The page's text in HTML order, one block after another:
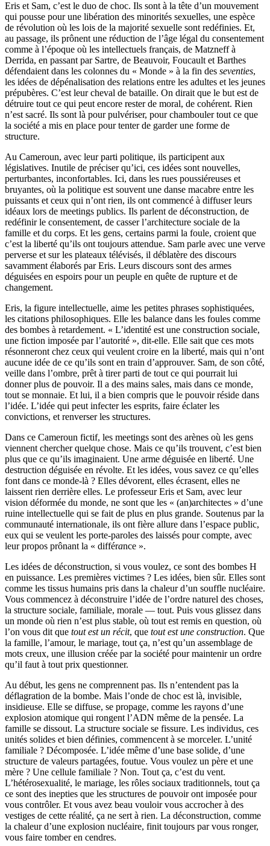
Eris et Sam, c’est le duo de choc. Ils sont à la tête d’un mouvement
qui pousse pour une libération des minorités sexuelles, une espèce
de révolution où les lois de la majorité sexuelle sont redéfinies. Et,
au passage, ils prônent une réduction de l’âge légal du consentement
comme à l’époque où les intellectuels français, de Matzneff à
Derrida, en passant par Sartre, de Beauvoir, Foucault et Barthes
défendaient dans les colonnes du « Monde » à la fin des seventies,
les idées de dépénalisation des relations entre les adultes et les jeunes
prépubères. C’est leur cheval de bataille. On dirait que le but est de
détruire tout ce qui peut encore rester de moral, de cohérent. Rien
n’est sacré. Ils sont là pour pulvériser, pour chambouler tout ce que
la société a mis en place pour tenter de garder une forme de
structure.
Au Cameroun, avec leur parti politique, ils participent aux
législatives. Inutile de préciser qu’ici, ces idées sont nouvelles,
perturbantes, inconfortables. Ici, dans les rues poussiéreuses et
bruyantes, où la politique est souvent une danse macabre entre les
puissants et ceux qui n’ont rien, ils ont commencé à diffuser leurs
idéaux lors de meetings publics. Ils parlent de déconstruction, de
redéfinir le consentement, de casser l’architecture sociale de la
famille et du corps. Et les gens, certains parmi la foule, croient que
c’est la liberté qu’ils ont toujours attendue. Sam parle avec une verve
perverse et sur les plateaux télévisés, il déblatère des discours
savamment élaborés par Eris. Leurs discours sont des armes
déguisées en espoirs pour un peuple en quête de rupture et de
changement.
Eris, la figure intellectuelle, aime les petites phrases sophistiquées,
les citations philosophiques. Elle les balance dans les foules comme
des bombes à retardement. « L’identité est une construction sociale,
une fiction imposée par l’autorité », dit-elle. Elle sait que ces mots
résonneront chez ceux qui veulent croire en la liberté, mais qui n’ont
aucune idée de ce qu’ils sont en train d’approuver. Sam, de son côté,
veille dans l’ombre, prêt à tirer parti de tout ce qui pourrait lui
donner plus de pouvoir. Il a des mains sales, mais dans ce monde,
tout se monnaie. Et lui, il a bien compris que le pouvoir réside dans
l’idée. L’idée qui peut infecter les esprits, faire éclater les
convictions, et renverser les structures.
Dans ce Cameroun fictif, les meetings sont des arènes où les gens
viennent chercher quelque chose. Mais ce qu’ils trouvent, c’est bien
plus que ce qu’ils imaginaient. Une arme déguisée en liberté. Une
destruction déguisée en révolte. Et les idées, vous savez ce qu’elles
font dans ce monde-là ? Elles dévorent, elles écrasent, elles ne
laissent rien derrière elles. Le professeur Eris et Sam, avec leur
vision déformée du monde, ne sont que les « (an)architectes » d’une
ruine intellectuelle qui se fait de plus en plus grande. Soutenus par la
communauté internationale, ils ont fière allure dans l’espace public,
eux qui se veulent les porte-paroles des laissés pour compte, avec
leur propos prônant la « différance ».
Les idées de déconstruction, si vous voulez, ce sont des bombes H
en puissance. Les premières victimes ? Les idées, bien sûr. Elles sont
comme les tissus humains pris dans la chaleur d’un souffle nucléaire.
Vous commencez à déconstruire l’idée de l’ordre naturel des choses,
la structure sociale, familiale, morale — tout. Puis vous glissez dans
un monde où rien n’est plus stable, où tout est remis en question, où
l’on vous dit que tout est un récit, que tout est une construction. Que
la famille, l’amour, le mariage, tout ça, n’est qu’un assemblage de
mots creux, une illusion créée par la société pour maintenir un ordre
qu’il faut à tout prix questionner.
Au début, les gens ne comprennent pas. Ils n’entendent pas la
déflagration de la bombe. Mais l’onde de choc est là, invisible,
insidieuse. Elle se diffuse, se propage, comme les rayons d’une
explosion atomique qui rongent l’ADN même de la pensée. La
famille se dissout. La structure sociale se fissure. Les individus, ces
unités solides et bien définies, commencent à se morceler. L’unité
familiale ? Décomposée. L’idée même d’une base solide, d’une
structure de valeurs partagées, foutue. Vous voulez un père et une
mère ? Une cellule familiale ? Non. Tout ça, c’est du vent.
L’hétérosexualité, le mariage, les rôles sociaux traditionnels, tout ça
ce sont des inepties que les structures de pouvoir ont imposée pour
vous contrôler. Et vous avez beau vouloir vous accrocher à des
vestiges de cette réalité, ça ne sert à rien. La déconstruction, comme
la chaleur d’une explosion nucléaire, finit toujours par vous ronger,
vous faire tomber en cendres.